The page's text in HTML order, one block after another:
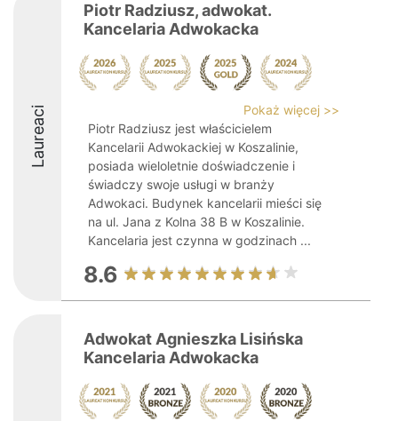
Laureaci
Piotr Radziusz, adwokat.
Kancelaria Adwokacka
Pokaż więcej >>
Piotr Radziusz jest właścicielem
Kancelarii Adwokackiej w Koszalinie,
posiada wieloletnie doświadczenie i
świadczy swoje usługi w branży
Adwokaci. Budynek kancelarii mieści się
na ul. Jana z Kolna 38 B w Koszalinie.
Kancelaria jest czynna w godzinach ...
8.6
Adwokat Agnieszka Lisińska
Kancelaria Adwokacka